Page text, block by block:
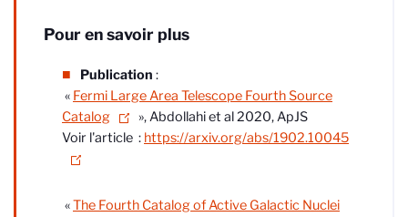
Pour en savoir plus
Publication :
« Fermi Large Area Telescope Fourth Source
Catalog
», Abdollahi et al 2020, ApJS
Voir l'article : https://arxiv.org/abs/1902.10045
«The Fourth Catalog of Active Galactic Nuclei